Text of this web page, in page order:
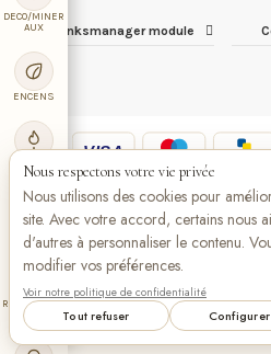
DECO/MINER
AUX
ENCENS
BOUGIE
LIBRAIRIE
RADIESTHES
iqitlinksmanager module
VISA
Nous respectons votre vie privée
Nous utilisons des cookies pour
site. Avec votre accord, certains nous
d'autres à personnaliser le contenu.
modifier vos préférences.
Voir notre politique de confidentialité
Tout refuser Configurer